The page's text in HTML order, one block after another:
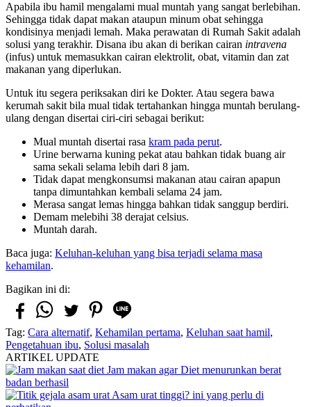
Apabila ibu hamil mengalami mual muntah yang sangat berlebihan.
Sehingga tidak dapat makan ataupun minum obat sehingga
kondisinya menjadi lemah. Maka perawatan di Rumah Sakit adalah
solusi yang terakhir. Disana ibu akan di berikan cairan intravena
(infus) untuk memasukkan cairan elektrolit, obat, vitamin dan zat
makanan yang diperlukan.
Untuk itu segera periksakan diri ke Dokter. Atau segera bawa
kerumah sakit bila mual tidak tertahankan hingga muntah berulang-
ulang dengan disertai ciri-ciri sebagai berikut:
Mual muntah disertai rasa kram pada perut.
Urine berwarna kuning pekat atau bahkan tidak buang air
sama sekali selama lebih dari 8 jam.
Tidak dapat mengkonsumsi makanan atau cairan apapun
tanpa dimuntahkan kembali selama 24 jam.
Merasa sangat lemas hingga bahkan tidak sanggup berdiri.
Demam melebihi 38 derajat celsius.
Muntah darah.
Baca juga: Keluhan-keluhan yang bisa terjadi selama masa
kehamilan.
Bagikan ini di:
Tag: Cara alternatif, Kehamilan pertama, Keluhan saat hamil,
Pengetahuan ibu, Solusi masalah
ARTIKEL UPDATE
Jam makan agar Diet menurunkan berat
badan berhasil
Asam urat tinggi? ini yang perlu di